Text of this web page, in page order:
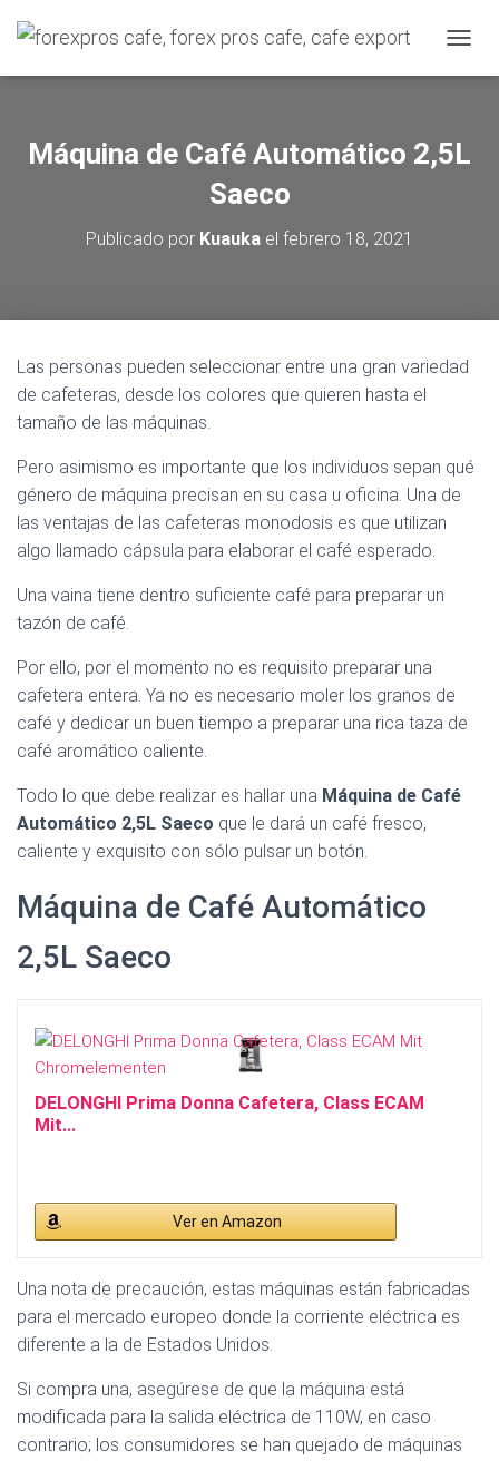
A
I
A
V
I
Ó
Máquina de Café Automático 2,5L
Saeco
Publicado por Kuauka el febrero 18, 2021
Las personas pueden seleccionar entre una gran variedad
de cafeteras, desde los colores que quieren hasta el
tamaño de las máquinas.
Pero asimismo es importante que los individuos sepan qué
género de máquina precisan en su casa u oficina. Una de
las ventajas de las cafeteras monodosis es que utilizan
algo llamado cápsula para elaborar el café esperado.
Una vaina tiene dentro suficiente café para preparar un
tazón de café.
Por ello, por el momento no es requisito preparar una
cafetera entera. Ya no es necesario moler los granos de
café y dedicar un buen tiempo a preparar una rica taza de
café aromático caliente.
Todo lo que debe realizar es hallar una Máquina de Café
Automático 2,5L Saeco que le dará un café fresco,
caliente y exquisito con sólo pulsar un botón.
Máquina de Café Automático
2,5L Saeco
DELONGHI Prima Donna Cafetera, Class ECAM
Mit...
Ver en Amazon
Una nota de precaución, estas máquinas están fabricadas
para el mercado europeo donde la corriente eléctrica es
diferente a la de Estados Unidos.
Si compra una, asegúrese de que la máquina está
modificada para la salida eléctrica de 110W, en caso
contrario; los consumidores se han quejado de máquinas